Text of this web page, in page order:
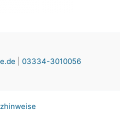
03334-3010056